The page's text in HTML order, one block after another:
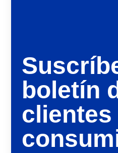
boletín
clientes